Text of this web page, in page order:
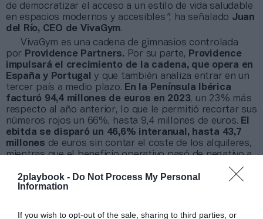
2playbook - Do Not Process My Personal
Information
If you wish to opt-out of the sale, sharing to third parties, or
de democratizar el acceso a un estilo de vida saludable
en espacios modernos y accesibles ", ha señalado Juan
del Río, CEO de VivaGym.
VivaGym es una cadena de gimnasios controlada
por Providence Partners. Por su parte, Providence
impulsará el crecimiento de la cadena, que opera en
España y Portugal
y que también analiza entrar en un
tercer país a medio plazo. En la Península Ibérica
facturó 94,4 millones de euros en 2023, un 23% más
respecto al año anterior, lo que le permitió recortar sus
números rojos un 66%, hasta 9,4 millones de euros. El
ebitda se disparó un 46,6% interanual, hasta 43,7
millones de euros sin contar el coste de los alquileres,
mientras que el beneficio operativo pasó de negativo a
13,8 millones de euros positivos, según Intelligence 2P,
la unidad de datos e inteligencia de mercado de
2Playbook.
Sobre Intelligence 2P